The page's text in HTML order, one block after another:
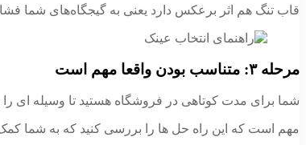
قاب تنگ هم اثر برعکس دارد یعنی به گیجگاه‌های شما
مرحله ۳: متناسب بودن واقعا مهم است
شما برای مدت کوتاهی در فروشگاه هستید تا وسیله ای را بخرید که به طور متوسط به مدت ۱۶ ساعت
مهم است که این راه حل ها را بررسی کنید که به شما